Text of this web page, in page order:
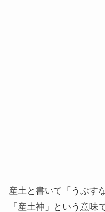
産土と書いて 「うぶす
「産土神」という意味